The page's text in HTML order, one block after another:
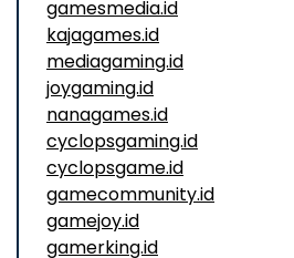
gamesmedia.id
kajagames.id
mediagaming.id
joygaming.id
nanagames.id
cyclopsgaming.id
cyclopsgame.id
gamecommunity.id
gamejoy.id
gamerking.id